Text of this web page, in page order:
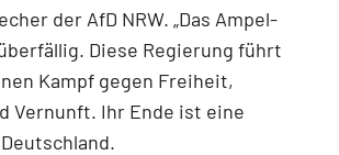
der AfD NRW. „Das Ampel-
Diese Regierung führt
Kampf gegen Freiheit,
Vernunft. Ihr Ende ist eine